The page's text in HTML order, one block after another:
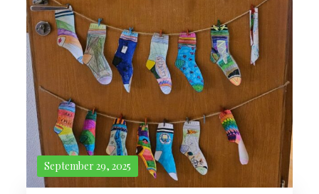
September 29, 2025